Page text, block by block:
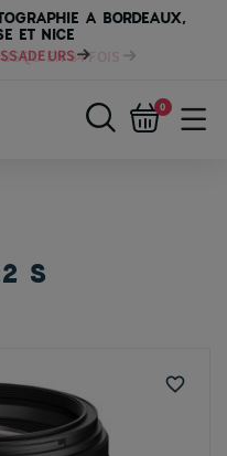
A BORDEAUX,
ET NICE
84 FOIS
0
S
favorite_border